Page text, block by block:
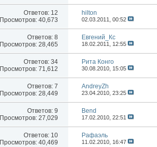
Ответов: 12
Просмотров: 40,673
hilton
02.03.2011,00:52
Ответов: 8
Просмотров: 28,465
Евгений_Кс
18.02.2011, 12:55
Ответов: 34
Просмотров: 71,612
Рита Конго
30.08.2010, 15:05
Ответов: 7
Просмотров: 28,449
AndreyZh
23.04.2010,23:25
Ответов: 9
Просмотров: 27,029
Bend
17.02.2010,22:51
Ответов: 10
Просмотров: 40,469
Рафаэль
11.02.2010, 16:47